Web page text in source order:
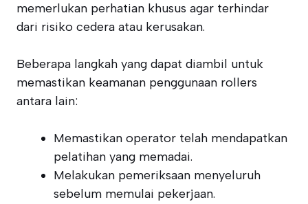
memerlukan perhatian khusus agar terhindar
dari risiko cedera atau kerusakan.
Beberapa langkah yang dapat diambil untuk
memastikan keamanan penggunaan rollers
antara lain:
Memastikan operator telah mendapatkan
pelatihan yang memadai.
Melakukan pemeriksaan menyeluruh
sebelum memulai pekerjaan.